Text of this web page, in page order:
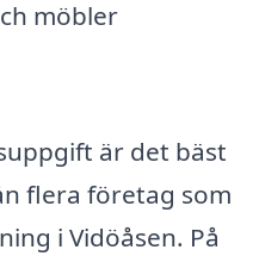
möbler
är det bäst
flera företag som
i Vidöåsen. På